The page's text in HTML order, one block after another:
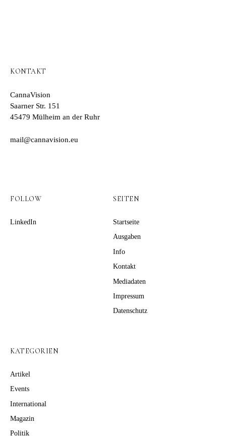
KONTAKT
CannaVision
Saarner Str. 151
45479 Mülheim an der Ruhr
mail@cannavision.eu
FOLLOW
LinkedIn
SEITEN
Startseite
Ausgaben
Info
Kontakt
Mediadaten
Impressum
Datenschutz
KATEGORIEN
Artikel
Events
International
Magazin
Politik